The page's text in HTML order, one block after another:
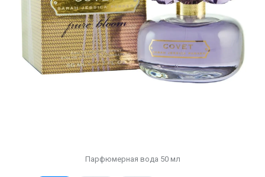
Парфюмерная вода 50 мл